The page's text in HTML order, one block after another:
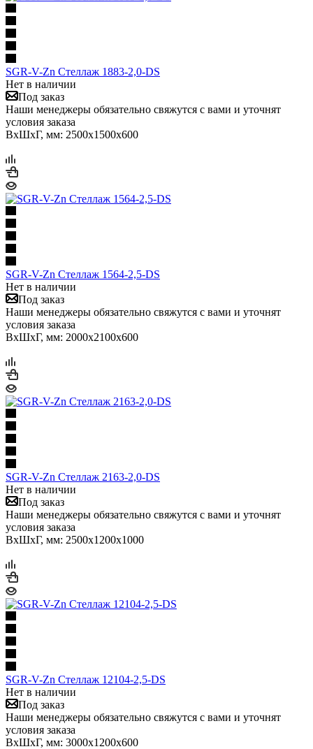
SGR-V-Zn Стеллаж 1883-2,0-DS
Нет в наличии
Под заказ
Наши менеджеры обязательно свяжутся с вами и уточнят
условия заказа
ВхШхГ, мм: 2500x1500x600
SGR-V-Zn Стеллаж 1564-2,5-DS
Нет в наличии
Под заказ
Наши менеджеры обязательно свяжутся с вами и уточнят
условия заказа
ВхШхГ, мм: 2000x2100x600
SGR-V-Zn Стеллаж 2163-2,0-DS
Нет в наличии
Под заказ
Наши менеджеры обязательно свяжутся с вами и уточнят
условия заказа
ВхШхГ, мм: 2500x1200x1000
SGR-V-Zn Стеллаж 12104-2,5-DS
Нет в наличии
Под заказ
Наши менеджеры обязательно свяжутся с вами и уточнят
условия заказа
ВхШхГ, мм: 3000x1200x600